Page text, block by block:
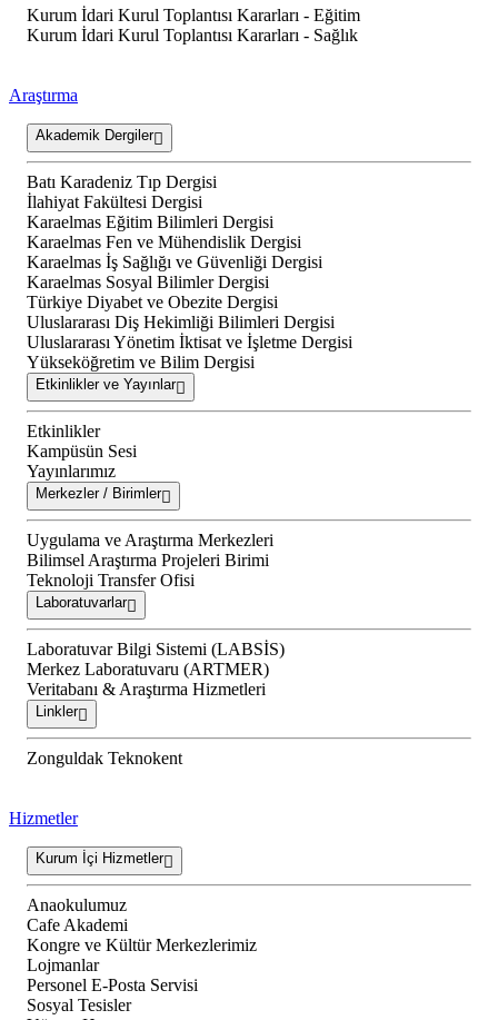
Kurum İdari Kurul Toplantısı Kararları - Eğitim
Kurum İdari Kurul Toplantısı Kararları - Sağlık
Araştırma
Akademik Dergiler
Batı Karadeniz Tıp Dergisi
İlahiyat Fakültesi Dergisi
Karaelmas Eğitim Bilimleri Dergisi
Karaelmas Fen ve Mühendislik Dergisi
Karaelmas İş Sağlığı ve Güvenliği Dergisi
Karaelmas Sosyal Bilimler Dergisi
Türkiye Diyabet ve Obezite Dergisi
Uluslararası Diş Hekimliği Bilimleri Dergisi
Uluslararası Yönetim İktisat ve İşletme Dergisi
Yükseköğretim ve Bilim Dergisi
Etkinlikler ve Yayınlar
Etkinlikler
Kampüsün Sesi
Yayınlarımız
Merkezler / Birimler
Uygulama ve Araştırma Merkezleri
Bilimsel Araştırma Projeleri Birimi
Teknoloji Transfer Ofisi
Laboratuvarlar
Laboratuvar Bilgi Sistemi (LABSİS)
Merkez Laboratuvaru (ARTMER)
Veritabanı & Araştırma Hizmetleri
Linkler
Zonguldak Teknokent
Hizmetler
Kurum İçi Hizmetler
Anaokulumuz
Cafe Akademi
Kongre ve Kültür Merkezlerimiz
Lojmanlar
Personel E-Posta Servisi
Sosyal Tesisler